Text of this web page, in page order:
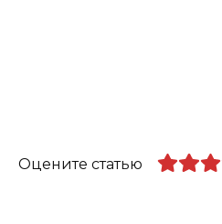
Оцените статью